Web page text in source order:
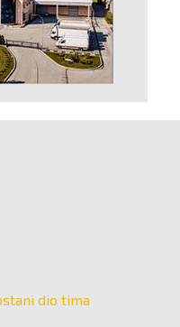
dio tima